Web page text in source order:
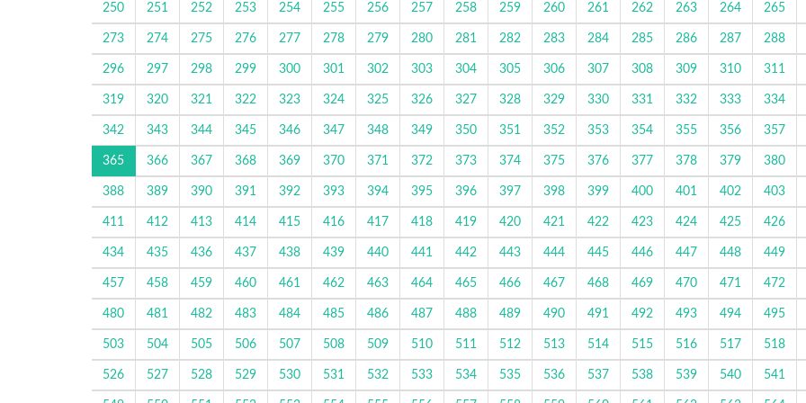
250 251 252 253 254 255 256 257 258 259 260 261 262 263 264 265
273 274 275 276 277 278 279 280 281 282 283 284 285 286 287 288
296 297 298 299 300 301 302 303 304 305 306 307 308 309 310 311
319 320 321 322 323 324 325 326 327 328 329 330 331 332 333 334
342 343 344 345 346 347 348 349 350 351 352 353 354 355 356 357
365 366 367 368 369 370 371 372 373 374 375 376 377 378 379 380
388 389 390 391 392 393 394 395 396 397 398 399 400 401 402 403
411 412 413 414 415 416 417 418 419 420 421 422 423 424 425 426
434 435 436 437 438 439 440 441 442 443 444 445 446 447 448 449
457 458 459 460 461 462 463 464 465 466 467 468 469 470 471 472
480 481 482 483 484 485 486 487 488 489 490 491 492 493 494 495
503 504 505 506 507 508 509 510 511 512 513 514 515 516 517 518
526 527 528 529 530 531 532 533 534 535 536 537 538 539 540 541